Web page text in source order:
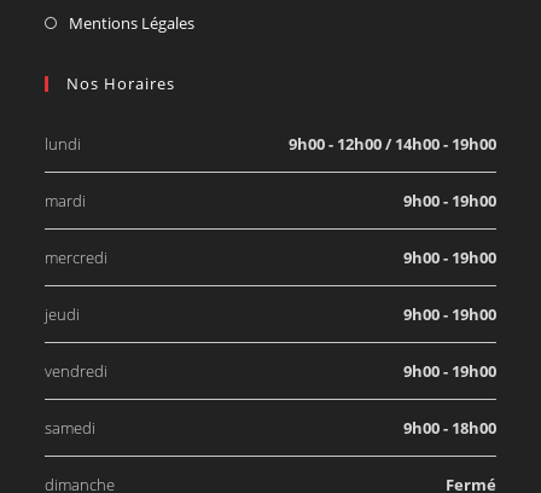
Mentions Légales
Nos Horaires
lundi 9h00 - 12h00 / 14h00 - 19h00
mardi 9h00 - 19h00
mercredi 9h00 - 19h00
jeudi 9h00 - 19h00
vendredi 9h00 - 19h00
samedi 9h00 - 18h00
dimanche Fermé